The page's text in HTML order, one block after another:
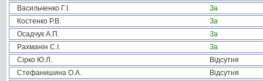
Васильченко Г.І.
За
Костенко Р.В.
За
Осадчук А.П.
За
Рахманін С.І.
За
Сірко Ю.Л.
Відсутня
Стефанишина О.А.
Відсутня